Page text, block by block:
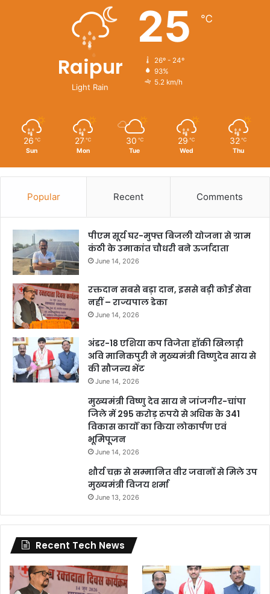
Raipur
Light Rain
25 ℃
26º - 24º
93%
5.2 km/h
26 ℃
Sun
27 ℃
Mon
30 ℃
Tue
29 ℃
Wed
32 ℃
Thu
Popular Recent Comments
पीएम सूर्य घर-मुफ्त बिजली योजना से ग्राम
कंठी के उमाकांत चौधरी बने ऊर्जादाता
June 14, 2026
रक्तदान सबसे बड़ा दान, इससे बड़ी कोई सेवा
नहीं – राज्यपाल डेका
June 14, 2026
अंडर-18 एशिया कप विजेता हॉकी खिलाड़ी
अवि मानिकपुरी ने मुख्यमंत्री विष्णुदेव साय से
की सौजन्य भेंट
June 14, 2026
मुख्यमंत्री विष्णु देव साय ने जांजगीर-चांपा
जिले में 295 करोड़ रुपये से अधिक के 341
विकास कार्यों का किया लोकार्पण एवं
भूमिपूजन
June 14, 2026
शौर्य चक्र से सम्मानित वीर जवानों से मिले उप
मुख्यमंत्री विजय शर्मा
June 13, 2026
Recent Tech News